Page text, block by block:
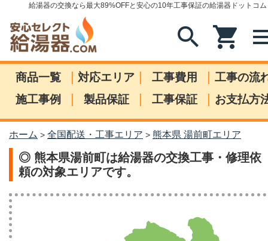
給湯器の交換なら最大89%OFFと安心の10年工事保証の給湯器ドットコム
search shopping_cart
商品一覧 | 対応エリア | 工事費用 | 工事の流
施工事例
| 製品保証 | 工事保証 | お支払方
ホーム > 全国配送・工事エリア > 熊本県 湯前町エリア
◎ 熊本県湯前町は給湯器の交換工事・修理依
頼の対象エリアです。